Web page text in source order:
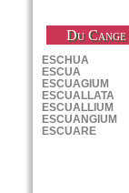
Du Cange